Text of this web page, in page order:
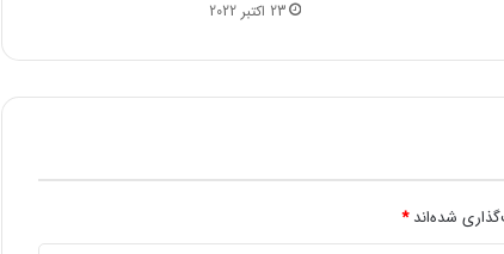
و
ی
ک
23 اکتبر 2022
شده‌اند*